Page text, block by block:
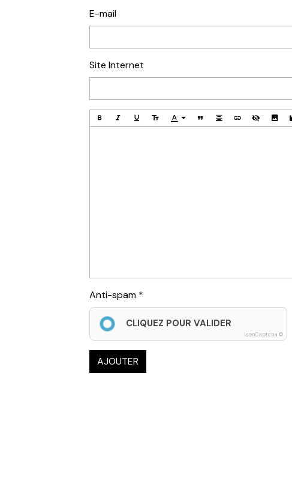
E-mail
Site Internet
Anti-spam
CLIQUEZ POUR VALIDER
IconCaptcha ©
AJOUTER